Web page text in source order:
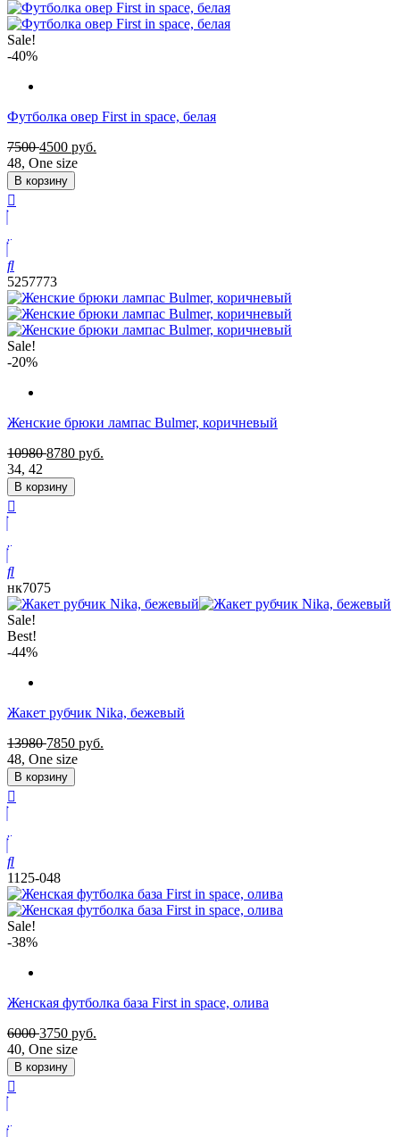
Sale!
-40%
Футболка овер First in space, белая
7500 4500 руб.
48, One size
В корзину
5257773
Sale!
-20%
Женские брюки лампас Bulmer, коричневый
10980 8780 руб.
34, 42
В корзину
нк7075
Sale!
Best!
-44%
Жакет рубчик Nika, бежевый
13980 7850 руб.
48, One size
В корзину
1125-048
Sale!
-38%
Женская футболка база First in space, олива
6000 3750 руб.
40, One size
В корзину